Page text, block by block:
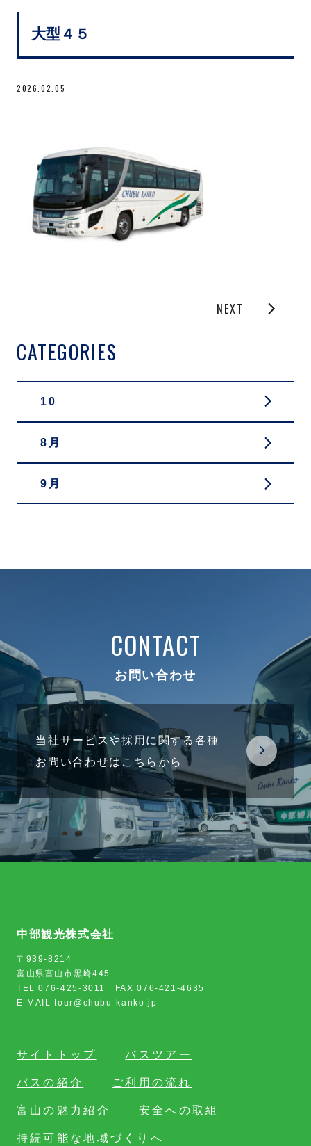
大型４５
2026.02.05
NEXT
CATEGORIES
10
8月
9月
CONTACT
お問い合わせ
当社サービスや採用に関する各種
お問い合わせはこちらから
中部観光株式会社
〒939-8214
富山県富山市黒崎445
TEL 076-425-3011 FAX 076-421-4635
E-MAIL tour@chubu-kanko.jp
サイトトップ バスツアー
バスの紹介 ご利用の流れ
富山の魅力紹介 安全への取組
持続可能な地域づくりへ